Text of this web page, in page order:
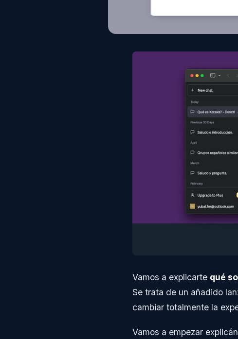
Vamos a explicarte qué
Se trata de un añadido
cambiar totalmente la
Vamos a empezar